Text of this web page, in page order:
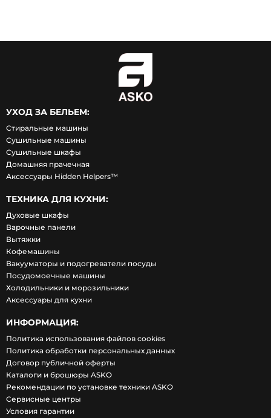
УХОД ЗА БЕЛЬЕМ:
Стиральные машины
Сушильные машины
Сушильные шкафы
Домашняя прачечная
Аксессуары Hidden Helpers™
ТЕХНИКА ДЛЯ КУХНИ:
Духовые шкафы
Варочные панели
Вытяжки
Кофемашины
Вакууматоры и подогреватели посуды
Посудомоечные машины
Холодильники и морозильники
Аксессуары для кухни
ИНФОРМАЦИЯ:
Политика использования файлов cookies
Политика обработки персональных данных
Договор публичной оферты
Каталоги и брошюры ASKO
Рекомендации по установке техники ASKO
Сервисные центры
Условия гарантии